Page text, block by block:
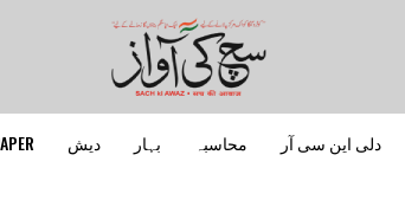
دلی این سی آر محاسبہ بہار دیش